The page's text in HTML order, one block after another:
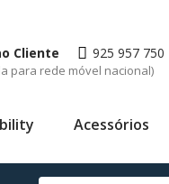
Cliente 925 957 750
para rede móvel nacional)
Acessórios